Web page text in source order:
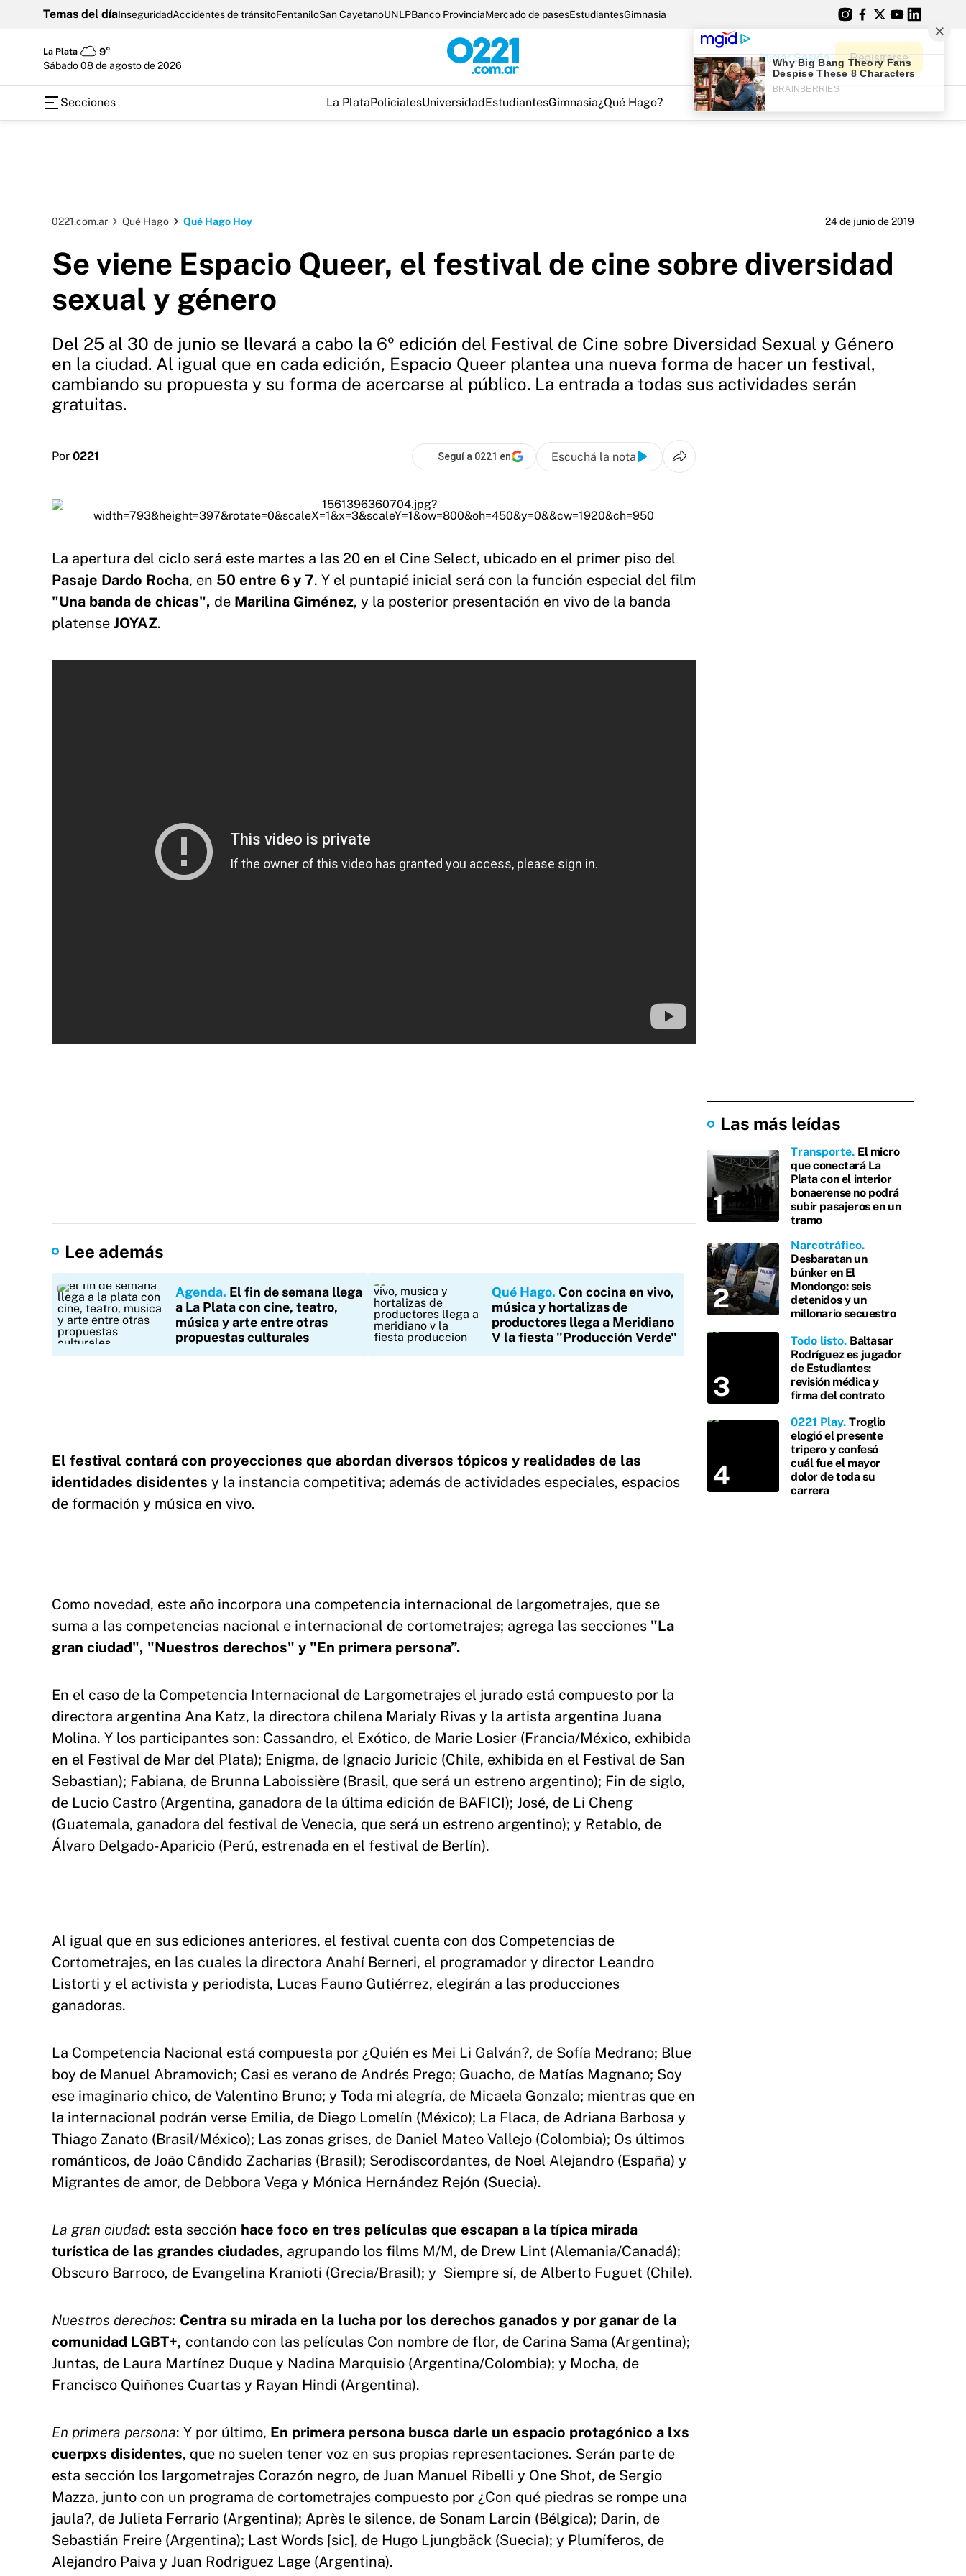
Temas del díaInseguridadAccidentes de tránsitoFentaniloSan CayetanoUNLPBanco ProvinciaMercado de pasesEstudiantesGimnasia
La Plata
9°
sábado 08 de agosto de 2026
Iniciar Sesión Registrarse
Secciones La PlataPolicialesUniversidadEstudiantesGimnasia¿Qué Hago?
0221.com.ar Qué Hago Qué Hago Hoy 24 de junio de 2019
Se viene Espacio Queer, el festival de cine sobre diversidad
sexual y género
Del 25 al 30 de junio se llevará a cabo la 6º edición del Festival de Cine sobre Diversidad Sexual y Género
en la ciudad. Al igual que en cada edición, Espacio Queer plantea una nueva forma de hacer un festival,
cambiando su propuesta y su forma de acercarse al público. La entrada a todas sus actividades serán
gratuitas.
Por 0221 Seguí a 0221 en Escuchá la nota
La apertura del ciclo será este martes a las 20 en el Cine Select, ubicado en el primer piso del
Pasaje Dardo Rocha, en 50 entre 6 y 7. Y el puntapié inicial será con la función especial del film
"Una banda de chicas", de Marilina Giménez, y la posterior presentación en vivo de la banda
platense JOYAZ.
Lee además
Agenda El fin de semana llega
a La Plata con cine, teatro,
música y arte entre otras
propuestas culturales
Qué Hago Con cocina en vivo,
música y hortalizas de
productores llega a Meridiano
V la fiesta "Producción Verde"
El festival contará con proyecciones que abordan diversos tópicos y realidades de las
identidades disidentes y la instancia competitiva; además de actividades especiales, espacios
de formación y música en vivo.
Como novedad, este año incorpora una competencia internacional de largometrajes, que se
suma a las competencias nacional e internacional de cortometrajes; agrega las secciones "La
gran ciudad", "Nuestros derechos" y "En primera persona”.
En el caso de la Competencia Internacional de Largometrajes el jurado está compuesto por la
directora argentina Ana Katz, la directora chilena Marialy Rivas y la artista argentina Juana
Molina. Y los participantes son: Cassandro, el Exótico, de Marie Losier (Francia/México, exhibida
en el Festival de Mar del Plata); Enigma, de Ignacio Juricic (Chile, exhibida en el Festival de San
Sebastian); Fabiana, de Brunna Laboissière (Brasil, que será un estreno argentino); Fin de siglo,
de Lucio Castro (Argentina, ganadora de la última edición de BAFICI); José, de Li Cheng
(Guatemala, ganadora del festival de Venecia, que será un estreno argentino); y Retablo, de
Álvaro Delgado-Aparicio (Perú, estrenada en el festival de Berlín).
Al igual que en sus ediciones anteriores, el festival cuenta con dos Competencias de
Cortometrajes, en las cuales la directora Anahí Berneri, el programador y director Leandro
Listorti y el activista y periodista, Lucas Fauno Gutiérrez, elegirán a las producciones
ganadoras.
La Competencia Nacional está compuesta por ¿Quién es Mei Li Galván?, de Sofía Medrano; Blue
boy de Manuel Abramovich; Casi es verano de Andrés Prego; Guacho, de Matías Magnano; Soy
ese imaginario chico, de Valentino Bruno; y Toda mi alegría, de Micaela Gonzalo; mientras que en
la internacional podrán verse Emilia, de Diego Lomelín (México); La Flaca, de Adriana Barbosa y
Thiago Zanato (Brasil/México); Las zonas grises, de Daniel Mateo Vallejo (Colombia); Os últimos
románticos, de João Cândido Zacharias (Brasil); Serodiscordantes, de Noel Alejandro (España) y
Migrantes de amor, de Debbora Vega y Mónica Hernández Rejón (Suecia).
La gran ciudad: esta sección hace foco en tres películas que escapan a la típica mirada
turística de las grandes ciudades, agrupando los films M/M, de Drew Lint (Alemania/Canadá);
Obscuro Barroco, de Evangelina Kranioti (Grecia/Brasil); y Siempre sí, de Alberto Fuguet (Chile).
Nuestros derechos: Centra su mirada en la lucha por los derechos ganados y por ganar de la
comunidad LGBT+, contando con las películas Con nombre de flor, de Carina Sama (Argentina);
Juntas, de Laura Martínez Duque y Nadina Marquisio (Argentina/Colombia); y Mocha, de
Francisco Quiñones Cuartas y Rayan Hindi (Argentina).
En primera persona: Y por último, En primera persona busca darle un espacio protagónico a lxs
cuerpxs disidentes, que no suelen tener voz en sus propias representaciones. Serán parte de
esta sección los largometrajes Corazón negro, de Juan Manuel Ribelli y One Shot, de Sergio
Mazza, junto con un programa de cortometrajes compuesto por ¿Con qué piedras se rompe una
jaula?, de Julieta Ferrario (Argentina); Après le silence, de Sonam Larcin (Bélgica); Darin, de
Sebastián Freire (Argentina); Last Words [sic], de Hugo Ljungbäck (Suecia); y Plumíferos, de
Alejandro Paiva y Juan Rodriguez Lage (Argentina).
Las más leídas
Transporte El micro
que conectará La
Plata con el interior
bonaerense no podrá
subir pasajeros en un
tramo
Narcotráfico
Desbaratan un
búnker en El
Mondongo: seis
detenidos y un
millonario secuestro
Todo listo Baltasar
Rodríguez es jugador
de Estudiantes:
revisión médica y
firma del contrato
0221 Play Troglio
elogió el presente
tripero y confesó
cuál fue el mayor
dolor de toda su
carrera